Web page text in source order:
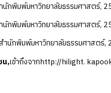
กพิมพ์มหาวิทยาลัยธรรมศาสตร์,
กพิมพ์มหาวิทยาลัยธรรมศาสตร์,
นักพิมพ์มหาวิทยาลัยธรรมศาสตร์,
น,เข้าถึงจากhttp://hilight.